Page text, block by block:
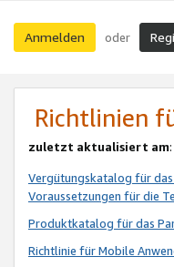
Anmelden oder
Richtlinien
zuletzt aktualisiert am
Vergütungskatalog für
Voraussetzungen für die
Produktkatalog für das
Richtlinie für Mobile